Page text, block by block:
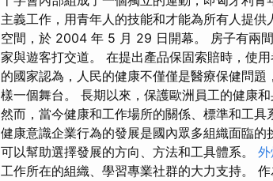
主義工作，用青年人的技能和才能為所有人提
空間，於 2004 年 5 月 29 日開幕。 房子有兩
家與遊客打交道。 在提出產品保固索賠時，使
的國家認為，人民的健康不僅僅是醫療保健問
樣一個舞台。 長期以來，保護歐洲員工的健康
然而，當今健康和工作場所的關係、標準和工具
健康意識企業行為的發展是國內眾多組織面臨
可以幫助選擇發展的方向、方法和工具體系。
工作所在的組織、學習專業社群的大力支持。